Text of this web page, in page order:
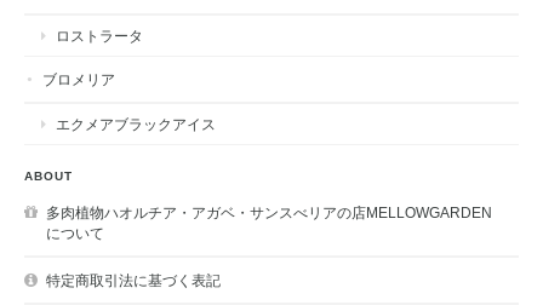
ロストラータ
ブロメリア
エクメアブラックアイス
ABOUT
多肉植物ハオルチア・アガベ・サンスべリアの店MELLOWGARDEN
について
特定商取引法に基づく表記